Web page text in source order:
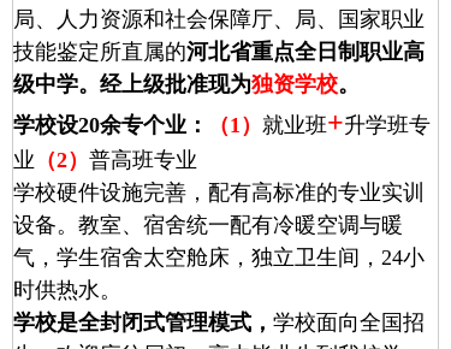
局、人力资源和社会保障厅、局、国家职业
技能鉴定所直属的河北省重点全日制职业高
级中学。经上级批准现为独资学校。
学校设20余专个业：
（1） 就业班+升学班专
业 （2） 普高班专业
学校硬件设施完善，配有高标准的专业实训
设备。教室、宿舍统一配有冷暖空调与暖
气，学生宿舍太空舱床，独立卫生间，24小
时供热水。
学校是全封闭式管理模式， 学校面向全国招